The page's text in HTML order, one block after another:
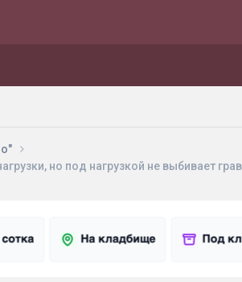
но под нагрузкой не выбивает